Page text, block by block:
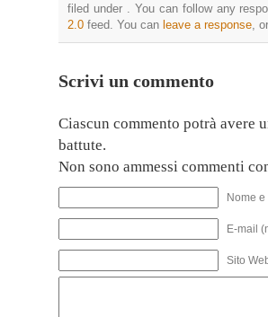
filed under . You can follow any
2.0 feed. You can leave a response ,
Scrivi un commento
Ciascun commento potrà avere
battute.
Non sono ammessi commenti
Nome
E-mail
Sito